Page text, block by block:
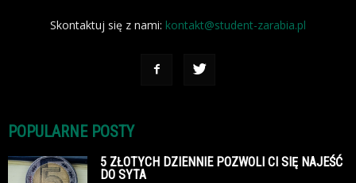
Skontaktuj się z nami: kontakt@student-zarabia.pl
POPULARNE POSTY
5 ZŁOTYCH DZIENNIE POZWOLI CI SIĘ NAJEŚĆ
DO SYTA